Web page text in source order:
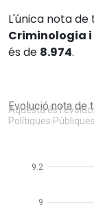
L'única nota
Criminologia i
és de 8.974.
Evolució nota de
Aquesta és
Polítiques
9
9.2